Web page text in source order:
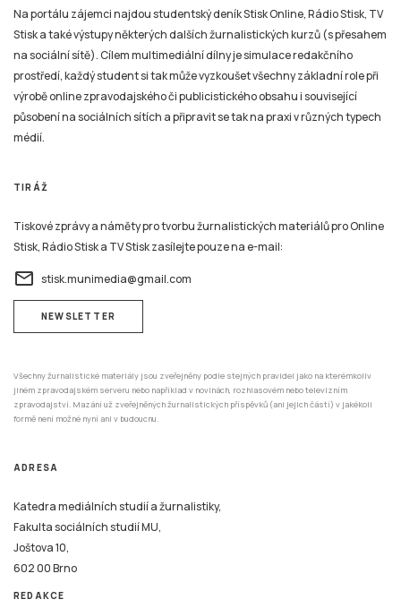
na sociální sítě). Cílem multimediální dílny je simulace redakčního
prostředí, každý student si tak může vyzkoušet všechny základní role při
výrobě online zpravodajského či publicistického obsahu i související
působení na sociálních sítích a připravit se tak na praxi v různých typech
médií.
TIRÁŽ
Tiskové zprávy a náměty pro tvorbu žurnalistických materiálů pro Online
email stisk.munimedia@gmail.com
NEWSLETTER
Všechny žurnalistické materiály jsou zveřejněny podle stejných pravidel jako na kterémkoliv
formě není možné nyní ani v budoucnu.
ADRESA
Katedra mediálních studií a žurnalistiky,
Joštova 10,
602 00 Brno
REDAKCE